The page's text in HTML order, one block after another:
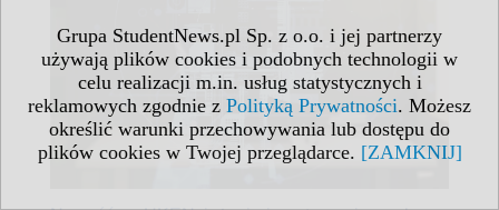
Grupa StudentNews.pl Sp. z o.o. i jej partnerzy
używają plików cookies i podobnych technologii w
celu realizacji m.in. usług statystycznych i
reklamowych zgodnie z Polityką Prywatności. Możesz
określić warunki przechowywania lub dostępu do
plików cookies w Twojej przeglądarce. [ZAMKNIJ]